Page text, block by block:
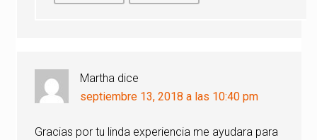
Comentario
Comentario
Martha dice
septiembre 13, 2018 a las 10:40 pm
Gracias por tu linda experiencia me ayudara para